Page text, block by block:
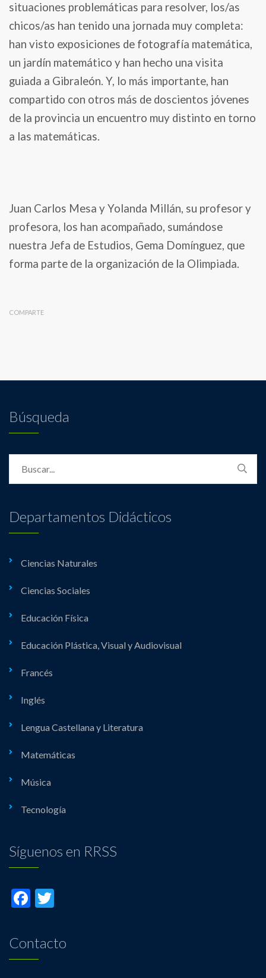
situaciones problemáticas para resolver, los/as
chicos/as han tenido una jornada muy completa:
han visto exposiciones de fotografía matemática,
un jardín matemático y han hecho una visita
guiada a Gibraleón. Y, lo más importante, han
compartido con otros más de doscientos jóvenes
de la provincia un encuentro muy distinto en torno
a las matemáticas.
Juan Carlos Mesa y Yolanda Millán, su profesor y
profesora, los han acompañado, sumándose
nuestra Jefa de Estudios, Gema Domínguez, que
forma parte de la organización de la Olimpiada.
COMPARTE
Búsqueda
Departamentos Didácticos
Ciencias Naturales
Ciencias Sociales
Educación Física
Educación Plástica, Visual y Audiovisual
Francés
Inglés
Lengua Castellana y Literatura
Matemáticas
Música
Tecnología
Síguenos en RRSS
Facebook
Contacto